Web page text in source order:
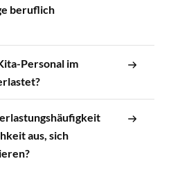
beruflich
Personal im
aus, sich